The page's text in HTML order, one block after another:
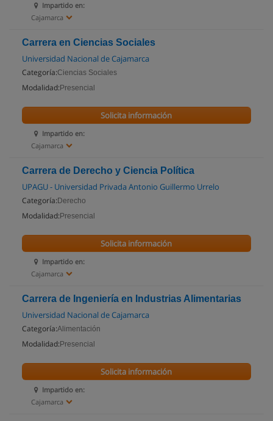
Impartido en:
Cajamarca
Carrera en Ciencias Sociales
Universidad Nacional de Cajamarca
Categoría:Ciencias Sociales
Modalidad: Presencial
Impartido en:
Cajamarca
Solicita información
Carrera de Derecho y Ciencia Política
UPAGU - Universidad Privada Antonio Guillermo Urrelo
Categoría: Derecho
Modalidad: Presencial
Impartido en:
Cajamarca
Solicita información
Carrera de Ingeniería en Industrias Alimentarias
Universidad Nacional de Cajamarca
Categoría:Alimentación
Modalidad: Presencial
Impartido en:
Cajamarca
Solicita información